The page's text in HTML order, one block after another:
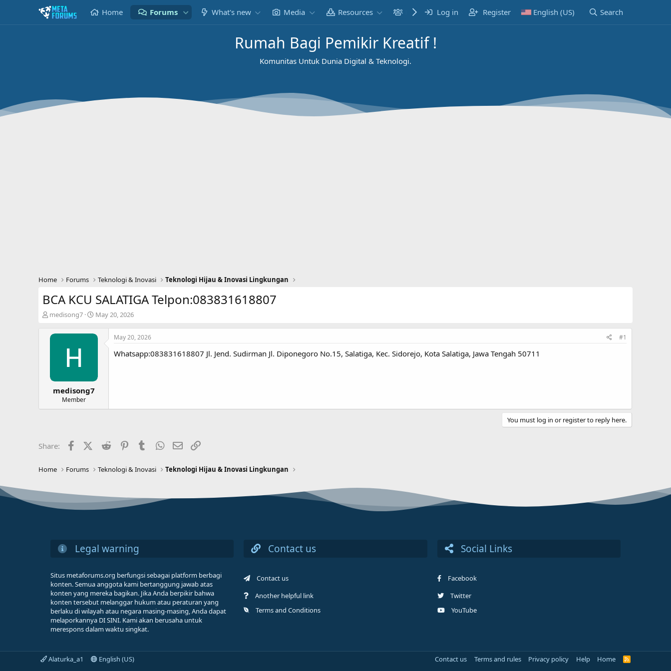
Home Forums What's new Media Resources MembersLog in Register English (US) Search
Rumah Bagi Pemikir Kreatif !
Komunitas Untuk Dunia Digital & Teknologi.
Home Forums Teknologi & Inovasi Teknologi Hijau & Inovasi Lingkungan
BCA KCU SALATIGA Telpon:083831618807
T
e
t
medisong7
S
a
r
t
May 20, 2026
medisong7
Member
May 20, 2026 #1
Whatsapp:083831618807 Jl. Jend. Sudirman Jl. Diponegoro No.15, Salatiga, Kec. Sidorejo, Kota Salatiga, Jawa Tengah 50711
You must log in or register to reply here.
Share: FacebookX (Twitter)
Reddit PinterestTumblr WhatsApp
Email
Home Forums Teknologi & Inovasi Teknologi Hijau & Inovasi Lingkungan
Legal warning
Situs metaforums.org berfungsi sebagai platform berbagi
konten. Semua anggota kami bertanggung jawab atas
konten yang mereka bagikan. Jika Anda berpikir bahwa
konten tersebut melanggar hukum atau peraturan yang
berlaku di wilayah atau negara masing-masing, Anda dapat
melaporkannya DI SINI. Kami akan berusaha untuk
merespons dalam waktu singkat.
Contact us
Contact us
Another helpful link
Terms and Conditions
Social Links
Facebook
Twitter
YouTube
Alaturka_a1 English (US) Contact us Terms and rules Privacy policy Help Home
R
S